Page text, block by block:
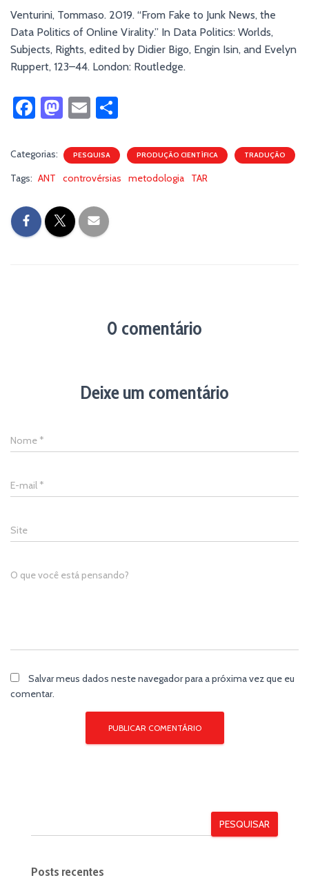
Venturini, Tommaso. 2019. “From Fake to Junk News, the
Data Politics of Online Virality.” In Data Politics: Worlds,
Subjects, Rights, edited by Didier Bigo, Engin Isin, and Evelyn
Ruppert, 123–44. London: Routledge.
Fa
b
o
M
to
d
n
E
ail ar
e
Categorias: PESQUISA PRODUÇÃO CIENTÍFICA TRADUÇÃO
Tags: ANT controvérsias metodologia TAR
0 comentário
Deixe um comentário
Nome *
E-mail *
Site
O que você está pensando?
Salvar meus dados neste navegador para a próxima vez que eu
comentar.
PESQUISAR
Posts recentes